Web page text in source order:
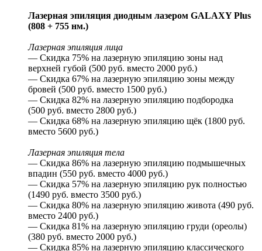
Лазерная эпиляция диодным лазером GALAXY Plus
(808 + 755 нм.)
Лазерная эпиляция лица
— Скидка 75% на лазерную эпиляцию зоны над
верхней губой (500 руб. вместо 2000 руб.)
— Скидка 67% на лазерную эпиляцию зоны между
бровей (500 руб. вместо 1500 руб.)
— Скидка 82% на лазерную эпиляцию подбородка
(500 руб. вместо 2800 руб.)
— Скидка 68% на лазерную эпиляцию щёк (1800 руб.
вместо 5600 руб.)
Лазерная эпиляция тела
— Скидка 86% на лазерную эпиляцию подмышечных
впадин (550 руб. вместо 4000 руб.)
— Скидка 57% на лазерную эпиляцию рук полностью
(1490 руб. вместо 3500 руб.)
— Скидка 80% на лазерную эпиляцию живота (490 руб.
вместо 2400 руб.)
— Скидка 81% на лазерную эпиляцию груди (ореолы)
(380 руб. вместо 2000 руб.)
— Скидка 85% на лазерную эпиляцию классического